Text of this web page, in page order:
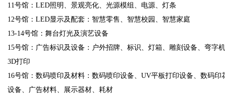
11号馆：LED照明、景观亮化、光源模组、电源、灯条
12号馆：LED显示及配套：智慧零售、智慧校园、智慧家庭
13-14号馆：舞台灯光及演艺设备
15号馆：广告标识及设备：户外招牌、标识、灯箱、雕刻设备、弯字
3D打印
16号馆：数码喷印及材料：数码喷印设备、UV平板打印设备、数码印
设备、广告材料、展示器材、耗材